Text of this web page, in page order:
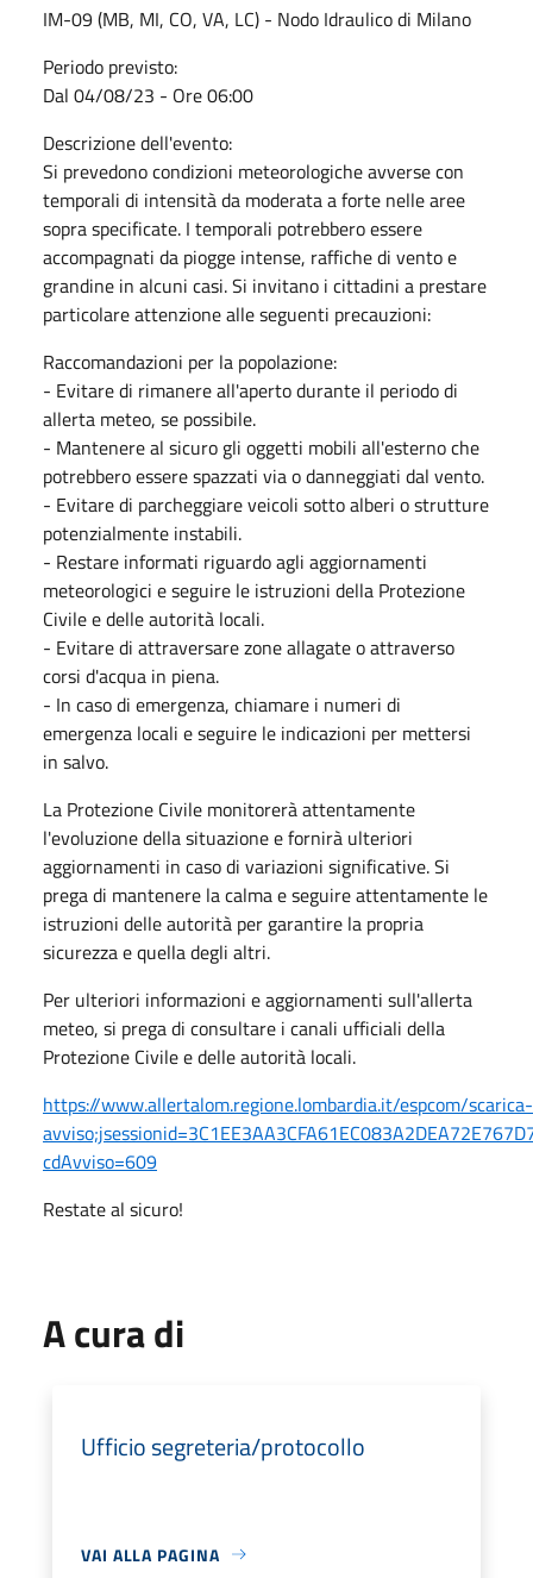
IM-09 (MB, MI, CO, VA, LC) - Nodo Idraulico di Milano
Periodo previsto:
Dal 04/08/23 - Ore 06:00
Descrizione dell'evento:
Si prevedono condizioni meteorologiche avverse con
temporali di intensità da moderata a forte nelle aree
sopra specificate. I temporali potrebbero essere
accompagnati da piogge intense, raffiche di vento e
grandine in alcuni casi. Si invitano i cittadini a prestare
particolare attenzione alle seguenti precauzioni:
Raccomandazioni per la popolazione:
- Evitare di rimanere all'aperto durante il periodo di
allerta meteo, se possibile.
- Mantenere al sicuro gli oggetti mobili all'esterno che
potrebbero essere spazzati via o danneggiati dal vento.
- Evitare di parcheggiare veicoli sotto alberi o strutture
potenzialmente instabili.
- Restare informati riguardo agli aggiornamenti
meteorologici e seguire le istruzioni della Protezione
Civile e delle autorità locali.
- Evitare di attraversare zone allagate o attraverso
corsi d'acqua in piena.
- In caso di emergenza, chiamare i numeri di
emergenza locali e seguire le indicazioni per mettersi
in salvo.
La Protezione Civile monitorerà attentamente
l'evoluzione della situazione e fornirà ulteriori
aggiornamenti in caso di variazioni significative. Si
prega di mantenere la calma e seguire attentamente le
istruzioni delle autorità per garantire la propria
sicurezza e quella degli altri.
Per ulteriori informazioni e aggiornamenti sull'allerta
meteo, si prega di consultare i canali ufficiali della
Protezione Civile e delle autorità locali.
https://www.allertalom.regione.lombardia.it/espcom/scarica-
cdAvviso=609
Restate al sicuro!
A cura di
Ufficio segreteria/protocollo
VAI ALLA PAGINA